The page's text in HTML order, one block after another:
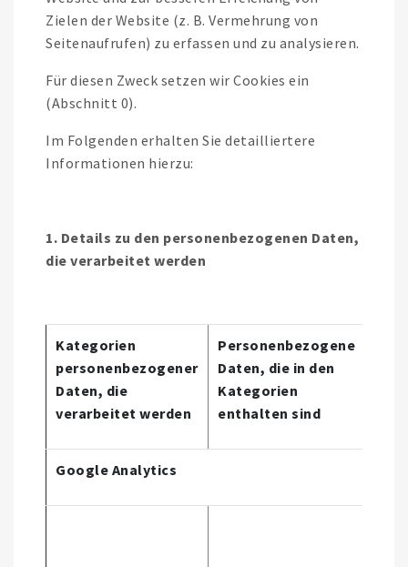
Zielen der Website (z. B. Vermehrung von
Seitenaufrufen) zu erfassen und zu analysieren.
Für diesen Zweck setzen wir Cookies ein
(Abschnitt 0).
Im Folgenden erhalten Sie detailliertere
Informationen hierzu:
1. Details zu den personenbezogenen Daten,
die verarbeitet werden
Kategorien
personenbezogener
Daten, die
verarbeitet werden
Personenbezogene
Daten, die in den
Kategorien
enthalten sind
Google Analytics